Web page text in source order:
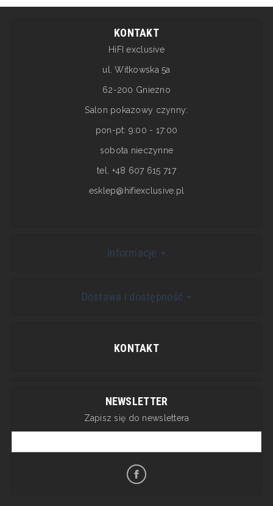
KONTAKT
HiFI exclusive
ul. Witkowska 5a
62-200 Gniezno
Salon pokazowy czynny:
pon-pt: 9:00 - 17:00
sobota nieczynne
tel. +48 607 615 717
esklep@hifiexclusive.pl
Informacje
Dostawa i dostępność
KONTAKT
NEWSLETTER
Zapisz się do newslettera